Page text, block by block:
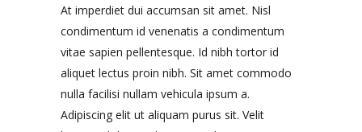
At imperdiet dui accumsan sit amet. Nisl
condimentum id venenatis a condimentum
vitae sapien pellentesque. Id nibh tortor id
aliquet lectus proin nibh. Sit amet commodo
nulla facilisi nullam vehicula ipsum a.
Adipiscing elit ut aliquam purus sit. Velit